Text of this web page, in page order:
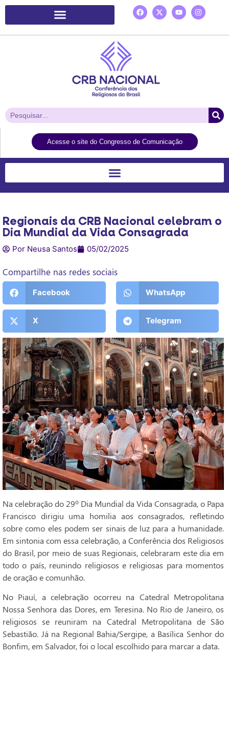
Acesse o site do Congresso de Comunicação
Regionais da CRB Nacional celebram o
Dia Mundial da Vida Consagrada
Por Neusa Santos 05/02/2025
Compartilhe nas redes sociais
Facebook WhatsApp
X Telegram
Na celebração do 29º Dia Mundial da Vida Consagrada, o Papa
Francisco dirigiu uma homilia aos consagrados, refletindo
sobre como eles podem ser sinais de luz para a humanidade.
Em sintonia com essa celebração, a Conferência dos Religiosos
do Brasil, por meio de suas Regionais, celebraram este dia em
todo o país, reunindo religiosos e religiosas para momentos
de oração e comunhão.
No Piauí, a celebração ocorreu na Catedral Metropolitana
Nossa Senhora das Dores, em Teresina. No Rio de Janeiro, os
religiosos se reuniram na Catedral Metropolitana de São
Sebastião. Já na Regional Bahia/Sergipe, a Basílica Senhor do
Bonfim, em Salvador, foi o local escolhido para marcar a data.